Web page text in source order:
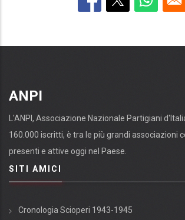
ANPI
L'ANPI, Associazione Nazionale Partigiani
160.000 iscritti, è tra le più grandi associazioni
presenti e attive oggi nel Paese.
SITI AMICI
Cronologia Scioperi 1943-1945